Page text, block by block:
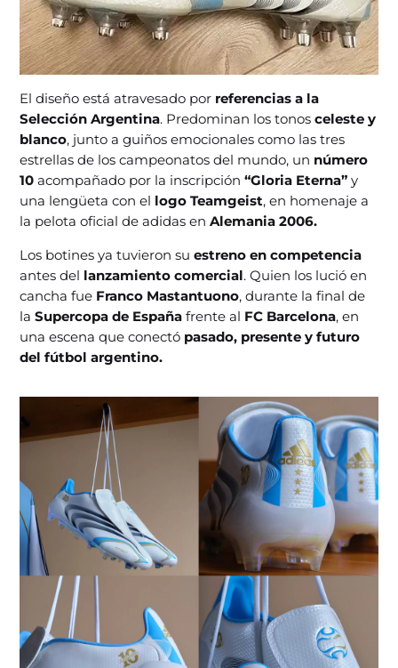
El diseño está atravesado por referencias a la
Selección Argentina. Predominan los tonosceleste y
blanco, junto a guiños emocionales como las tres
estrellas de los campeonatos del mundo, un número
10 acompañado por la inscripción“Gloria Eterna” y
una lengüeta con el logo Teamgeist, en homenaje a
la pelota oficial de adidas en Alemania 2006.
Los botines ya tuvieron suestreno en competencia
antes del lanzamiento comercial. Quien los lució en
cancha fue Franco Mastantuono, durante la final de
laSupercopa de España frente al FC Barcelona, en
una escena que conectó pasado, presente y futuro
del fútbol argentino.